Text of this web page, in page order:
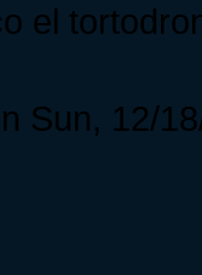
el
Sun, 12/